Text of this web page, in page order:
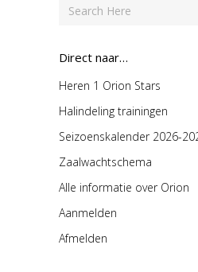
Direct naar…
Heren 1 Orion Stars
Halindeling trainingen
Seizoenskalender 2026-
Zaalwachtschema
Alle informatie over Orion
Aanmelden
Afmelden